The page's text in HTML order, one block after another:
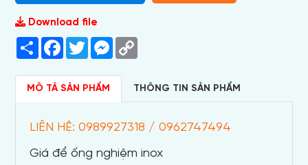
Download file
Share Facebook
TwitterMessenger
MÔ TẢ SẢN PHẨM THÔNG TIN SẢN PHẨM
LIÊN HỆ: 0989927318 / 0962747494
Giá để ống nghiệm inox